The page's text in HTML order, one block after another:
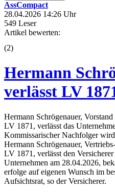
AssCompact
28.04.2026 14:26 Uhr
549 Leser
Artikel bewerten:
(2)
Hermann
verlässt LV
Hermann Schrögenauer,
LV 1871, verlässt das
Kommissarischer Nachfolger
Hermann Schrögenauer,
LV 1871, verlässt den
Unternehmen am 28.04.2026,
erfolge auf eigenen Wunsch im
Aufsichtsrat, so der Versicherer.